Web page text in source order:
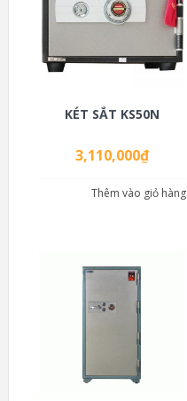
KÉT SẮT KS50N
3,110,000₫
Thêm vào giỏ hàng